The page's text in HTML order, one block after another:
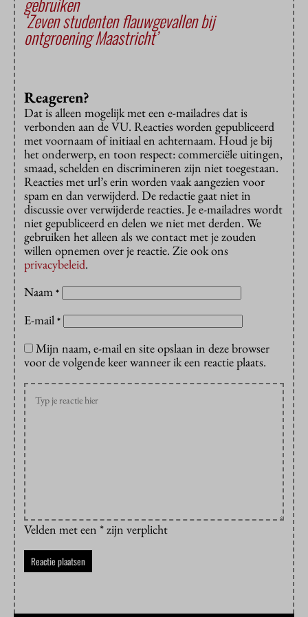
‘Zeven studenten flauwgevallen bij
ontgroening Maastricht’
Reageren?
Dat is alleen mogelijk met een e-mailadres dat is
verbonden aan de VU. Reacties worden gepubliceerd
met voornaam of initiaal en achternaam. Houd je bij
het onderwerp, en toon respect: commerciële uitingen,
smaad, schelden en discrimineren zijn niet toegestaan.
Reacties met url’s erin worden vaak aangezien voor
spam en dan verwijderd. De redactie gaat niet in
discussie over verwijderde reacties. Je e-mailadres wordt
niet gepubliceerd en delen we niet met derden. We
gebruiken het alleen als we contact met je zouden
willen opnemen over je reactie. Zie ook ons
privacybeleid.
Naam *
E-mail *
Mijn naam, e-mail en site opslaan in deze browser
voor de volgende keer wanneer ik een reactie plaats.
Velden met een * zijn verplicht